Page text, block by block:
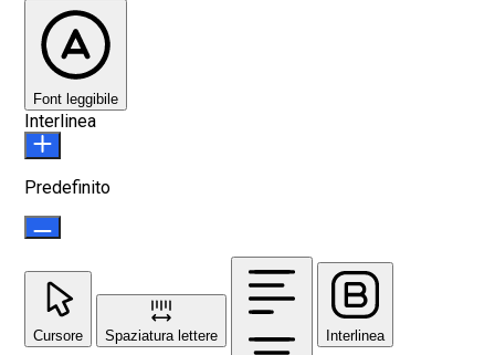
Font leggibile
Interlinea
Predefinito
Cursore Spaziatura lettere Interlinea